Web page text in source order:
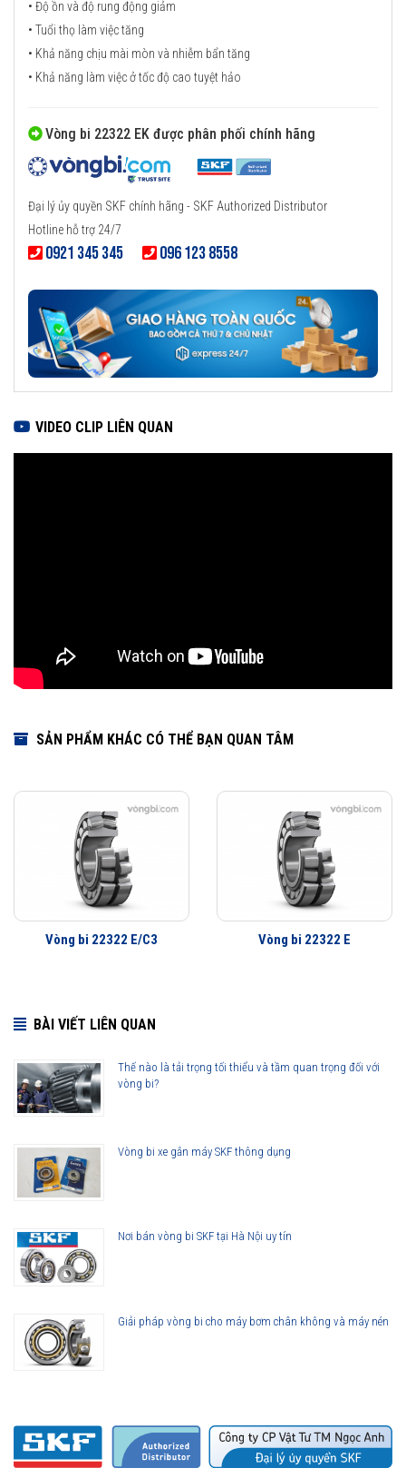
• Độ ồn và độ rung động giảm
• Tuổi thọ làm việc tăng
• Khả năng chịu mài mòn và nhiễm bẩn tăng
• Khả năng làm việc ở tốc độ cao tuyệt hảo
Vòng bi 22322 EK được phân phối chính hãng
Đại lý ủy quyền SKF chính hãng - SKF Authorized Distributor
Hotline hỗ trợ 24/7
0921 345 345 096 123 8558
VIDEO CLIP LIÊN QUAN
SẢN PHẨM KHÁC CÓ THỂ BẠN QUAN TÂM
Vòng bi 22322 E/C3 Vòng bi 22322 E
BÀI VIẾT LIÊN QUAN
Thế nào là tải trọng tối thiểu và tầm quan trọng đối với
vòng bi?
Vòng bi xe gắn máy SKF thông dụng
Nơi bán vòng bi SKF tại Hà Nội uy tín
Giải pháp vòng bi cho máy bơm chân không và máy nén